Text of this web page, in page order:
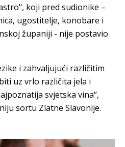
koji pred sudionike –
ugostitelje, konobare i
županiji - nije postavio
i zahvaljujući različitim
uz vrlo različita jela i
svjetska vina“,
sortu Zlatne Slavonije.